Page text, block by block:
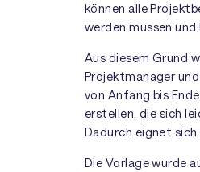
können alle
werden müssen und
Aus diesem Grund
Projektmanager
von Anfang bis
erstellen, die sich
Dadurch eignet
Die Vorlage wurde